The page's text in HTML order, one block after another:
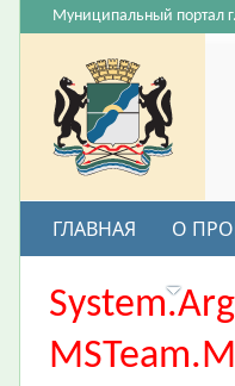
Муниципальный портал
ГЛАВНАЯ О
ВАКАНСИИ